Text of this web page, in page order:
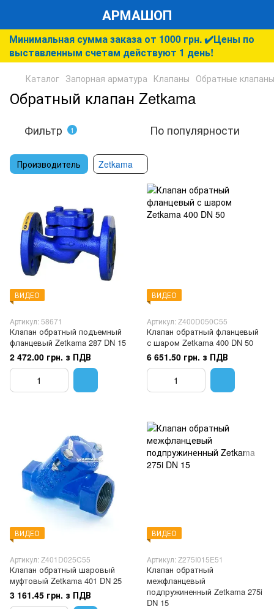
АРМАШОП
Минимальная сумма заказа от 1000 грн. ✔️Цены по
выставленным счетам действуют 1 день!
Каталог Запорная арматура Клапаны Обратные клапаны
Обратный клапан Zetkama
Фильтр 1 По популярности
Производитель Zetkama
ВИДЕО
Артикул: 58671
Клапан обратный подъемный
фланцевый Zetkama 287 DN 15
2 472.00 грн. з ПДВ
ВИДЕО
Артикул: Z400D050C55
Клапан обратный фланцевый
с шаром Zetkama 400 DN 50
6 651.50 грн. з ПДВ
ВИДЕО
Артикул: Z401D025C55
Клапан обратный шаровый
муфтовый Zetkama 401 DN 25
3 161.45 грн. з ПДВ
ВИДЕО
Артикул: Z275I015E51
Клапан обратный
межфланцевый
подпружиненный Zetkama 275i
DN 15